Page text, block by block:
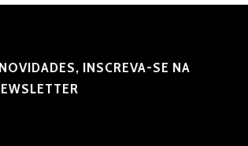
INSCREVA-SE NA